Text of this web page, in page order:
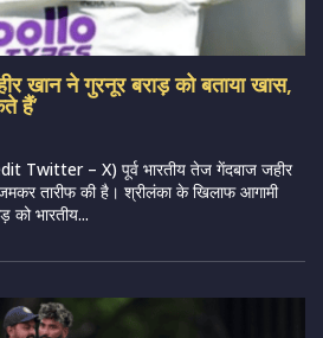
खान ने गुरनूर बराड़ को बताया खास,
हैं’
– X) पूर्व भारतीय तेज गेंदबाज जहीर
तारीफ की है। श्रीलंका के खिलाफ आगामी
को भारतीय...